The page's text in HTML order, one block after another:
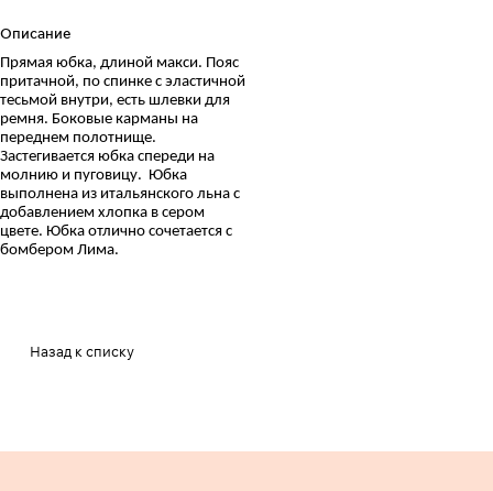
Описание
Прямая юбка, длиной макси. Пояс
притачной, по спинке с эластичной
тесьмой внутри, есть шлевки для
ремня. Боковые карманы на
переднем полотнище.
Застегивается юбка спереди на
молнию и пуговицу. Юбка
выполнена из итальянского льна с
добавлением хлопка в сером
цвете. Юбка отлично сочетается с
бомбером Лима.
Назад к списку